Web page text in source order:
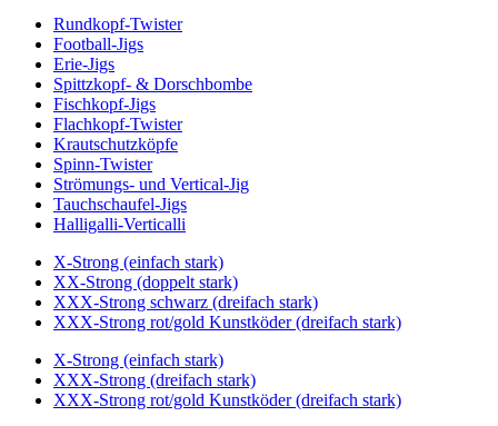
Rundkopf-Twister
Football-Jigs
Erie-Jigs
Spittzkopf- & Dorschbombe
Fischkopf-Jigs
Flachkopf-Twister
Krautschutzköpfe
Spinn-Twister
Strömungs- und Vertical-Jig
Tauchschaufel-Jigs
Halligalli-Verticalli
X-Strong (einfach stark)
XX-Strong (doppelt stark)
XXX-Strong schwarz (dreifach stark)
XXX-Strong rot/gold Kunstköder (dreifach stark)
X-Strong (einfach stark)
XXX-Strong (dreifach stark)
XXX-Strong rot/gold Kunstköder (dreifach stark)